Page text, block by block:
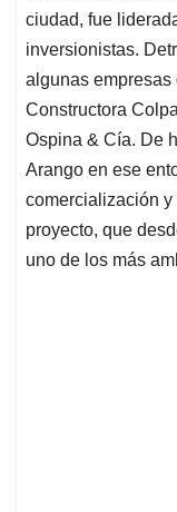
ciudad, fue
inversionistas.
algunas empresas
Constructora
Ospina & Cía. De
Arango en ese
comercialización
proyecto, que
uno de los más